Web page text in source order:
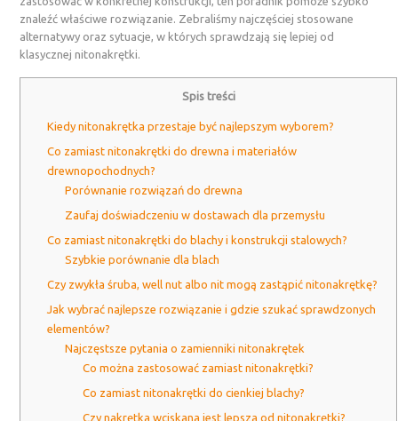
znaleźć właściwe rozwiązanie. Zebraliśmy najczęściej stosowane
alternatywy oraz sytuacje, w których sprawdzają się lepiej od
klasycznej nitonakrętki.
Spis treści
Kiedy nitonakrętka przestaje być najlepszym wyborem?
Co zamiast nitonakrętki do drewna i materiałów
drewnopochodnych?
Porównanie rozwiązań do drewna
Zaufaj doświadczeniu w dostawach dla przemysłu
Co zamiast nitonakrętki do blachy i konstrukcji stalowych?
Szybkie porównanie dla blach
Czy zwykła śruba, well nut albo nit mogą zastąpić nitonakrętkę?
Jak wybrać najlepsze rozwiązanie i gdzie szukać sprawdzonych
elementów?
Najczęstsze pytania o zamienniki nitonakrętek
Co można zastosować zamiast nitonakrętki?
Co zamiast nitonakrętki do cienkiej blachy?
Czy nakrętka wciskana jest lepsza od nitonakrętki?